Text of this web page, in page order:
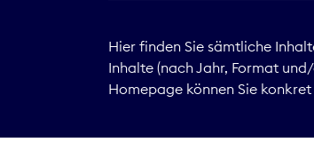
Service
Hier finden Sie sämtliche
Inhalte (nach Jahr, Format
Homepage können Sie